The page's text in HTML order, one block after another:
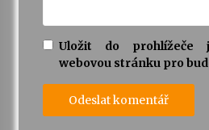
Uložit do prohlížeče
webovou stránku pro